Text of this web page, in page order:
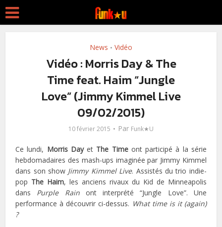
News • Vidéo
Vidéo : Morris Day & The
Time feat. Haim “Jungle
Love” (Jimmy Kimmel Live
09/02/2015)
10 février 2015 Par Funk★U
Ce lundi, Morris Dayet The Timeont participé à la série
hebdomadaires des mash-ups imaginée par Jimmy Kimmel
dans son show Jimmy Kimmel Live. Assistés du trio indie-
pop The Haim, les anciens rivaux du Kid de Minneapolis
dans Purple Rainont interprété “Jungle Love”. Une
performance à découvrir ci-dessus. What time is it (again)
?